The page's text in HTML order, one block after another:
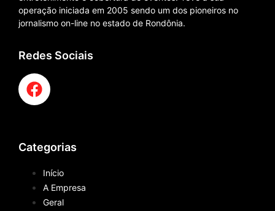
operação iniciada em 2005 sendo um dos pioneiros no
jornalismo on-line no estado de Rondônia.
Redes Sociais
Categorias
Início
A Empresa
Geral